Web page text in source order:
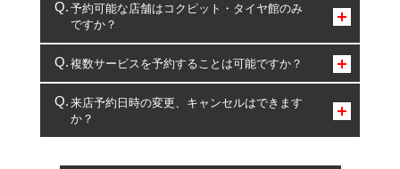
予約可能な店舗はコクピット・タイヤ館のみ
ですか？
コクピット・タイヤ館のみとなります。
複数サービスを予約することは可能ですか？
複数サービスのご予約は可能です。
一部の商品・サービスの組み合わせに限り、同時にご予約が
出来ないものもございます。
来店予約日時の変更、キャンセルはできます
か？